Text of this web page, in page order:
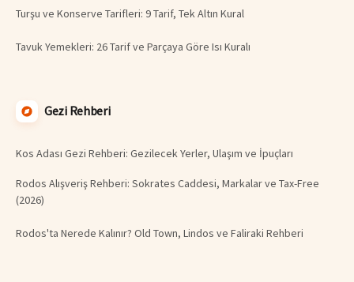
Turşu ve Konserve Tarifleri: 9 Tarif, Tek Altın Kural
Tavuk Yemekleri: 26 Tarif ve Parçaya Göre Isı Kuralı
Gezi Rehberi
Kos Adası Gezi Rehberi: Gezilecek Yerler, Ulaşım ve İpuçları
Rodos Alışveriş Rehberi: Sokrates Caddesi, Markalar ve Tax-Free
(2026)
Rodos'ta Nerede Kalınır? Old Town, Lindos ve Faliraki Rehberi